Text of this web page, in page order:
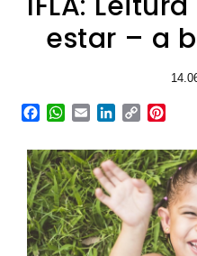
estar – a
Facebook
WhatsApp
EmailLinkedIn
Copy